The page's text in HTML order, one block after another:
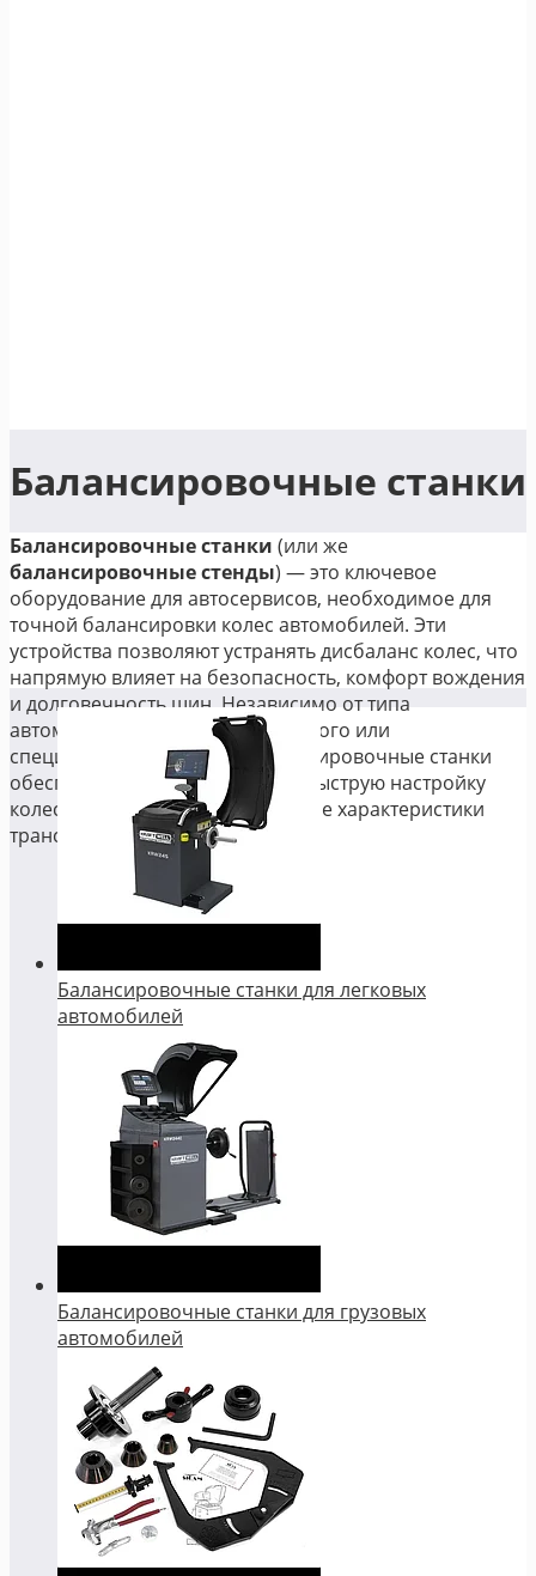
Балансировочные станки
Балансировочные станки (или же
балансировочные стенды) — это ключевое
оборудование для автосервисов, необходимое для
точной балансировки колес автомобилей. Эти
устройства позволяют устранять дисбаланс колес, что
напрямую влияет на безопасность, комфорт вождения
и долговечность шин. Независимо от типа
автомобиля — легкового, грузового или
специализированного — балансировочные станки
обеспечивают качественную и быструю настройку
колес, улучшая эксплуатационные характеристики
транспортного средства.
Балансировочные станки для легковых
автомобилей
Балансировочные станки для грузовых
автомобилей